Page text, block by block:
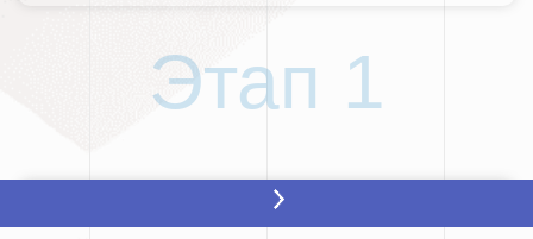
Этап 1
Этап 2 — Сбор ключевых слов